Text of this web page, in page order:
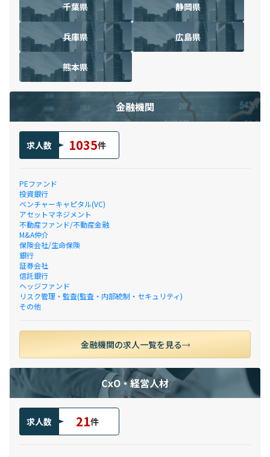
千葉県 静岡県
兵庫県 広島県
熊本県
金融機関
求人数 1035件
PEファンド
投資銀行
ベンチャーキャピタル(VC)
アセットマネジメント
不動産ファンド/不動産金融
M&A仲介
保険会社/生命保険
銀行
証券会社
信託銀行
ヘッジファンド
リスク管理・監査(監査・内部統制・セキュリティ)
その他
金融機関の求人一覧を見る
CxO・経営人材
求人数 21件